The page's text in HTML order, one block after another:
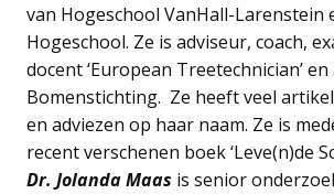
van Hogeschool VanHall-Larenstein
Hogeschool. Ze is adviseur, coach,
docent ‘European Treetechnician’
Bomenstichting. Ze heeft veel
en adviezen op haar naam. Ze is
recent verschenen boek ‘Leve(n)de
Dr. Jolanda Maas is senior